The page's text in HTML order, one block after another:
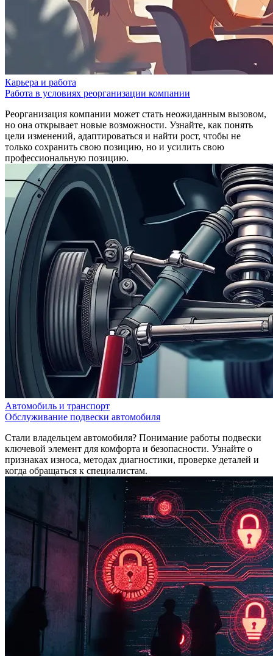
Карьера и работа
Работа в условиях реорганизации компании
Реорганизация компании может стать неожиданным вызовом,
но она открывает новые возможности. Узнайте, как понять
цели изменений, адаптироваться и найти рост, чтобы не
только сохранить свою позицию, но и усилить свою
профессиональную позицию.
Автомобиль и транспорт
Обслуживание подвески автомобиля
Стали владельцем автомобиля? Понимание работы подвески
ключевой элемент для комфорта и безопасности. Узнайте о
признаках износа, методах диагностики, проверке деталей и
когда обращаться к специалистам.